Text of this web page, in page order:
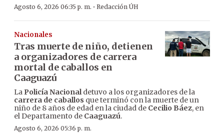
Agosto 6, 2026 06:35 p. m. · Redacción ÚH
Nacionales
Tras muerte de niño, detienen
a organizadores de carrera
mortal de caballos en
Caaguazú
La Policía Nacionaldetuvo a los organizadores de la
carrera de caballos que terminó con la muerte de un
niño de 8 años de edad en la ciudad de Cecilio Báez, en
el Departamento de Caaguazú.
Agosto 6, 2026 05:36 p. m.